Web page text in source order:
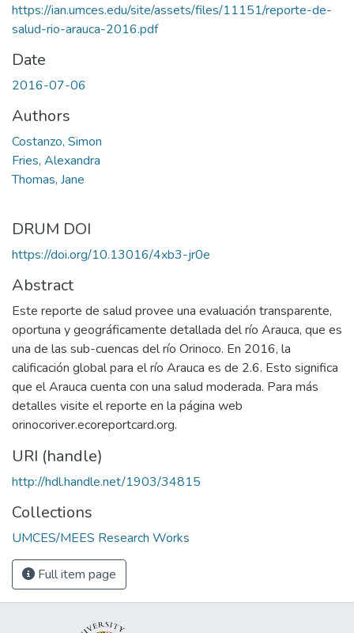
https://ian.umces.edu/site/assets/files/11151/reporte-de-
salud-rio-arauca-2016.pdf
Date
2016-07-06
Authors
Costanzo, Simon
Fries, Alexandra
Thomas, Jane
DRUM DOI
https://doi.org/10.13016/4xb3-jr0e
Abstract
Este reporte de salud provee una evaluación transparente,
oportuna y geográficamente detallada del río Arauca, que es
una de las sub-cuencas del río Orinoco. En 2016, la
calificación global para el río Arauca es de 2.6. Esto significa
que el Arauca cuenta con una salud moderada. Para más
detalles visite el reporte en la página web
orinocoriver.ecoreportcard.org.
URI (handle)
http://hdl.handle.net/1903/34815
Collections
UMCES/MEES Research Works
Full item page